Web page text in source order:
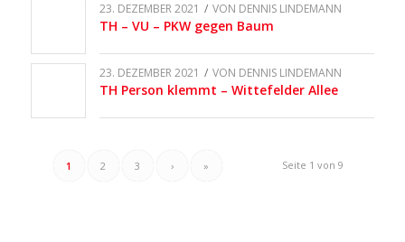
23. DEZEMBER 2021 / VON DENNIS LINDEMANN
TH – VU – PKW gegen Baum
23. DEZEMBER 2021 / VON DENNIS LINDEMANN
TH Person klemmt – Wittefelder Allee
Seite 1 von 9
1 2 3 › »